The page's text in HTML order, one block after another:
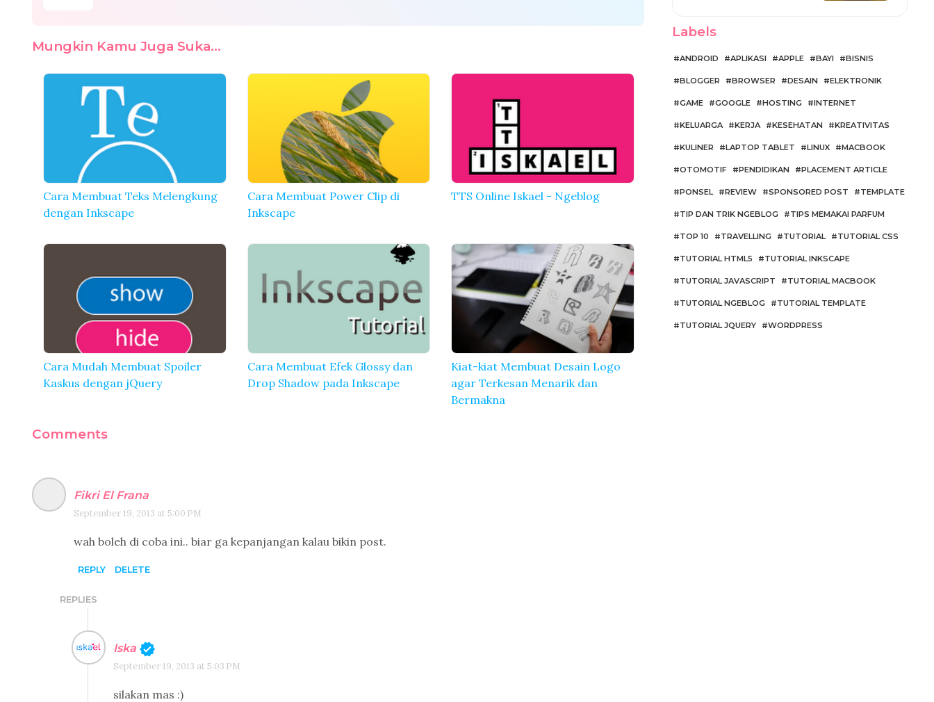
Mungkin Kamu Juga Suka...
Cara Membuat Teks Melengkung
dengan Inkscape
Cara Membuat Power Clip di
Inkscape
TTS Online Iskael - Ngeblog
Cara Mudah Membuat Spoiler
Kaskus dengan jQuery
Cara Membuat Efek Glossy dan
Drop Shadow pada Inkscape
Kiat-kiat Membuat Desain Logo
agar Terkesan Menarik dan
Bermakna
Comments
Fikri El Frana
September 19, 2013 at 5:00 PM
wah boleh di coba ini.. biar ga kepanjangan kalau bikin post.
REPLY DELETE
REPLIES
Iska
September 19, 2013 at 5:03 PM
silakan mas :)
Labels
ANDROID APLIKASI APPLE BAYI BISNIS
BLOGGER BROWSER DESAIN ELEKTRONIK
GAME GOOGLE HOSTING INTERNET
KELUARGA KERJA KESEHATAN KREATIVITAS
KULINER LAPTOP TABLET LINUX MACBOOK
OTOMOTIF PENDIDIKAN PLACEMENT ARTICLE
PONSEL REVIEW SPONSORED POST TEMPLATE
TIP DAN TRIK NGEBLOG TIPS MEMAKAI PARFUM
TOP 10 TRAVELLING TUTORIAL TUTORIAL CSS
TUTORIAL HTML5 TUTORIAL INKSCAPE
TUTORIAL JAVASCRIPT TUTORIAL MACBOOK
TUTORIAL NGEBLOG TUTORIAL TEMPLATE
TUTORIAL JQUERY WORDPRESS